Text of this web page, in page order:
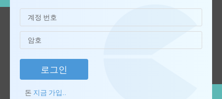
로그인
돈 지금 가입..